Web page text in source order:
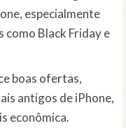
especialmente
Black Friday e
boas ofertas,
antigos de iPhone,
econômica.